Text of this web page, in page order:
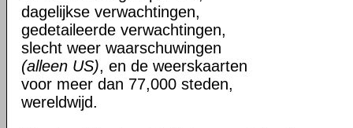
dagelijkse verwachtingen,
gedetaileerde verwachtingen,
slecht weer waarschuwingen
(alleen US), en de weerskaarten
voor meer dan 77,000 steden,
wereldwijd.